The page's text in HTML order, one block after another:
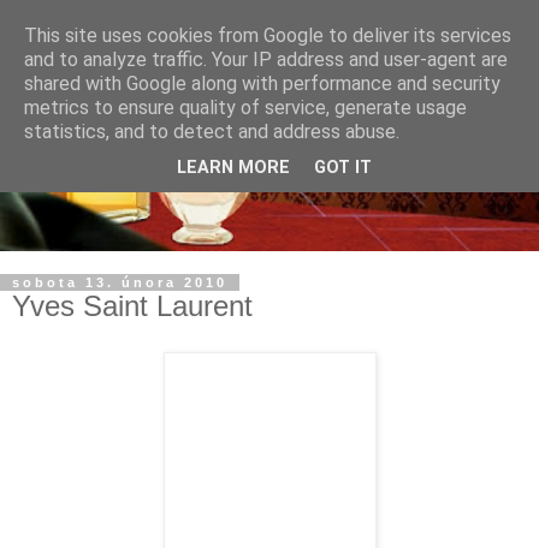
sobota 13. února 2010
Yves Saint Laurent
This site uses cookies from Google to deliver its services
and to analyze traffic. Your IP address and user-agent are
shared with Google along with performance and security
metrics to ensure quality of service, generate usage
statistics, and to detect and address abuse.
LEARN MORE GOT IT